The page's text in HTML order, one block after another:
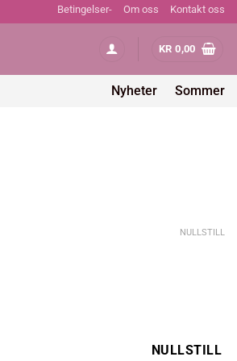
Betingelser- Om oss Kontakt oss
KR 0,00
Nyheter Sommer
NULLSTILL
NULLSTILL